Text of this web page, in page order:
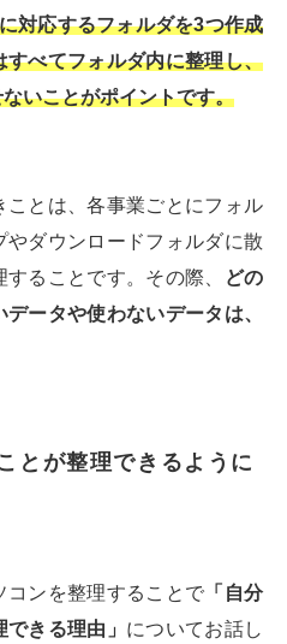
対応するフォルダを3つ作成
べてフォルダ内に整理し、
いことがポイントです。
ことは、各事業ごとにフォル
やダウンロードフォルダに散
ることです。その際、
どの
ータや使わないデータは、
とが整理できるように
コンを整理することで 「自分
きる理由」 についてお話し